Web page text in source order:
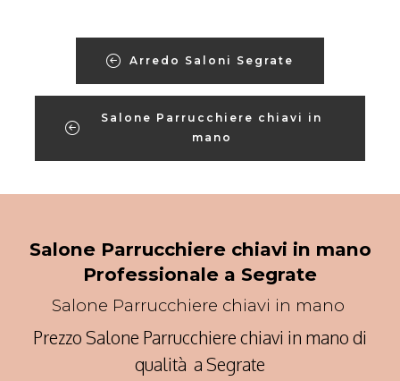
Arredo Saloni Segrate
Salone Parrucchiere chiavi in
mano
Salone Parrucchiere chiavi in mano
Professionale a Segrate
Salone Parrucchiere chiavi in mano
Prezzo Salone Parrucchiere chiavi in mano di
qualità a Segrate